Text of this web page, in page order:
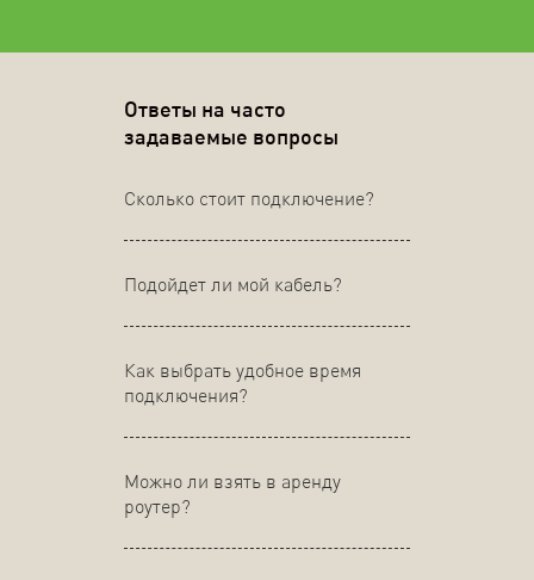
Ответы на часто
задаваемые вопросы
Сколько стоит подключение?
Подойдет ли мой кабель?
Как выбрать удобное время
подключения?
Можно ли взять в аренду
роутер?